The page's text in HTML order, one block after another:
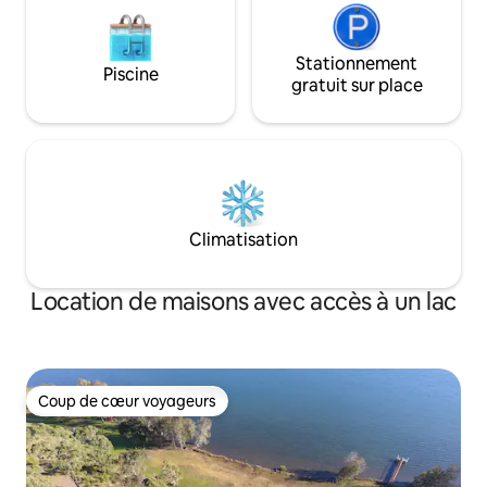
Piscine
Stationnement
gratuit sur place
Climatisation
Location de maisons avec accès à un lac
Coup de cœur voyageurs
Coup de cœur voyageurs